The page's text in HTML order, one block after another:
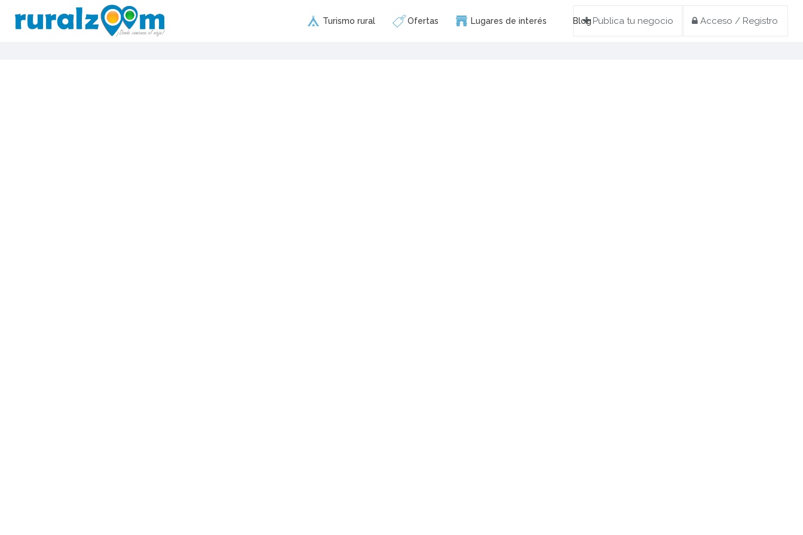
Publica tu negocio Acceso / Registro
Turismo rural Ofertas Lugares de interés Blog